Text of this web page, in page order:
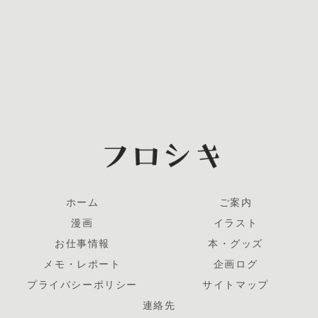
ホーム
ご案内
漫画
イラスト
お仕事情報
本・グッズ
メモ・レポート
企画ログ
プライバシーポリシー
サイトマップ
連絡先